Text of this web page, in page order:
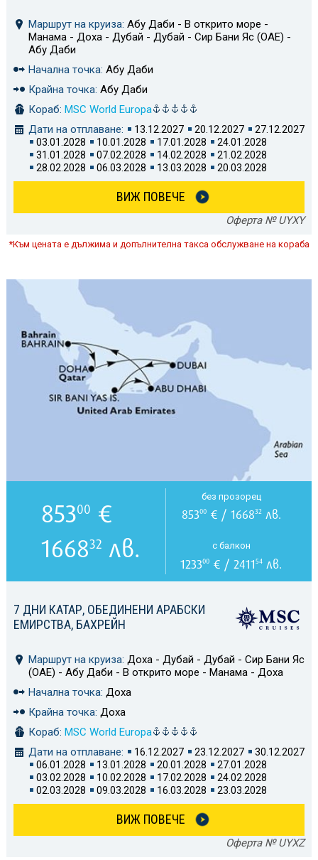
Маршрут на круиза: Абу Даби - В открито море -
Манама - Доха - Дубай - Дубай - Сир Бани Яс (ОАЕ) -
Абу Даби
Начална точка: Абу Даби
Крайна точка: Абу Даби
Кораб: MSC World Europa
Дати на отплаване:
13.12.2027 20.12.2027
27.12.2027
03.01.2028
10.01.2028 17.01.2028
24.01.2028
31.01.2028
07.02.2028 14.02.2028
21.02.2028
28.02.2028
06.03.2028 13.03.2028 20.03.2028
ВИЖ ПОВЕЧЕ
Оферта № UYXY
*Към цената е дължима и допълнителна такса обслужване на кораба
7 ДНИ КАТАР, ОБЕДИНЕНИ АРАБСКИ
ЕМИРСТВА, БАХРЕЙН
Маршрут на круиза: Доха - Дубай - Дубай - Сир Бани Яс
(ОАЕ) - Абу Даби - В открито море - Манама - Доха
Начална точка: Доха
Крайна точка: Доха
Кораб: MSC World Europa
Дати на отплаване:
16.12.2027 23.12.2027
30.12.2027
06.01.2028
13.01.2028 20.01.2028
27.01.2028
03.02.2028
10.02.2028 17.02.2028
24.02.2028
02.03.2028
09.03.2028 16.03.2028 23.03.2028
ВИЖ ПОВЕЧЕ
Оферта № UYXZ
85300 €
166832 лв.
без прозорец
85300€ / 166832лв.
с балкон
123300 € / 241154 лв.